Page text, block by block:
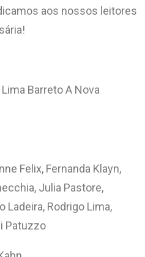
aos nossos leitores
Barreto A Nova
Felix, Fernanda Klayn,
Julia Pastore,
Ladeira, Rodrigo Lima,
Patuzzo